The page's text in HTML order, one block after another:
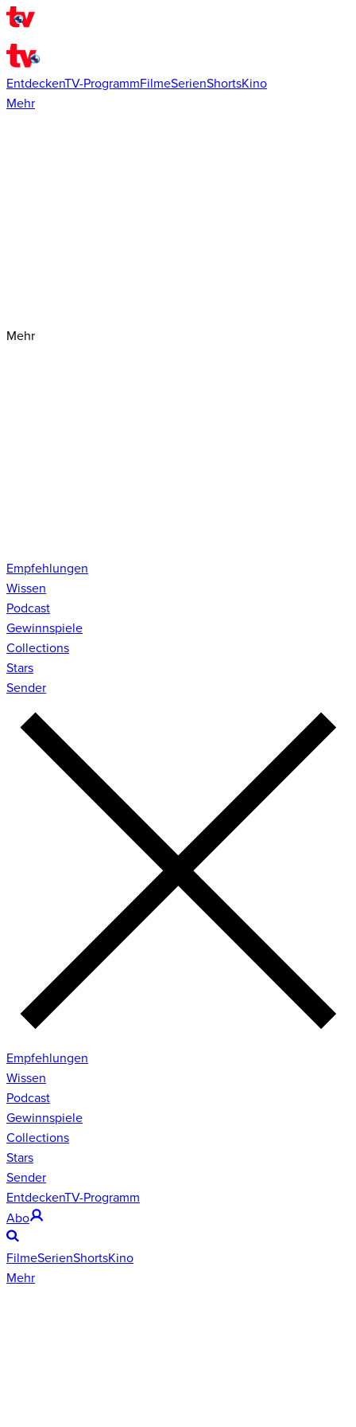
EntdeckenTV-ProgrammFilmeSerienShortsKino
Mehr
Mehr
Empfehlungen
Wissen
Podcast
Gewinnspiele
Collections
Stars
Sender
Empfehlungen
Wissen
Podcast
Gewinnspiele
Collections
Stars
Sender
EntdeckenTV-Programm
Abo
FilmeSerienShortsKino
Mehr